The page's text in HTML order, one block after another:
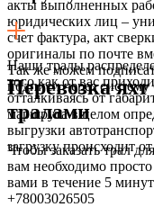
акты выполненных
юридических лиц –
счет фактура, акт
оригиналы по почте
Так же можем
подписи через
Наши тралы
того как от вас
отталкиваясь от
маршрута в целом
выгрузки
загрузку происходит
Перевозка
тралами
Чтобы заказать трал
вам необходимо
вами в течение 5
+78003026505